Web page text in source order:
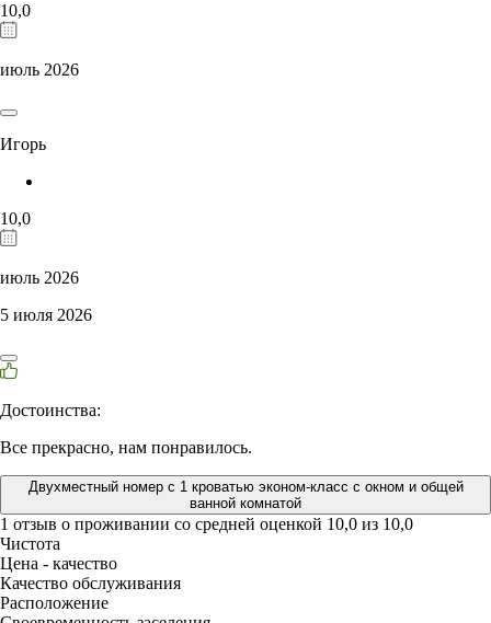
10,0
июль 2026
Игорь
10,0
июль 2026
5 июля 2026
Достоинства:
Все прекрасно, нам понравилось.
Двухместный номер с 1 кроватью эконом-класс с окном и общей
ванной комнатой
1 отзыв о проживании со средней оценкой 10,0 из 10,0
Чистота
Цена - качество
Качество обслуживания
Расположение